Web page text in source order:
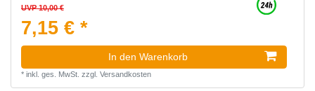
UVP 10,00 €
7,15 € *
In den Warenkorb
* inkl. ges. MwSt. zzgl. Versandkosten